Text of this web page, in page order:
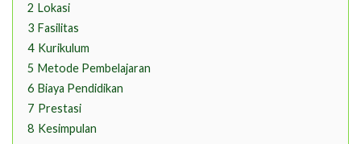
2 Lokasi
3 Fasilitas
4 Kurikulum
5 Metode Pembelajaran
6 Biaya Pendidikan
7 Prestasi
8 Kesimpulan